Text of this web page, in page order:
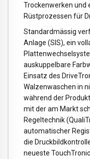
Trockenwerken und
Rüstprozessen für
Standardmässig
Anlage (SIS), ein
auskuppelbare
Einsatz des
Walzenwaschen in
während der
mit der am Markt
Regeltechnik
automatischer
die
neueste